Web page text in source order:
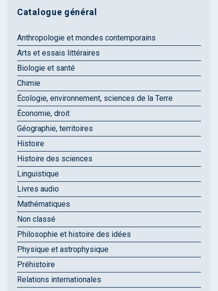
Catalogue général
Anthropologie et mondes contemporains
Arts et essais littéraires
Biologie et santé
Chimie
Écologie, environnement, sciences de la Terre
Économie, droit
Géographie, territoires
Histoire
Histoire des sciences
Linguistique
Livres audio
Mathématiques
Non classé
Philosophie et histoire des idées
Physique et astrophysique
Préhistoire
Relations internationales